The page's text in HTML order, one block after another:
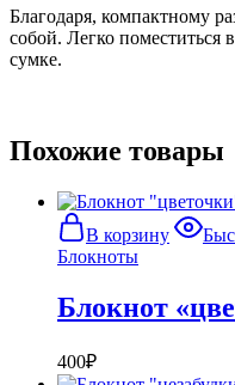
Благодаря, компактному
собой. Легко поместиться
сумке.
Похожие товары
В корзину
Блокноты
Блокнот
400₽